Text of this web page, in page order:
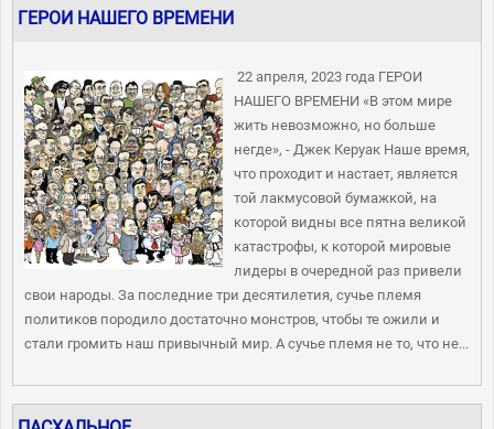
ГЕРОИ НАШЕГО ВРЕМЕНИ
22 апреля, 2023 года ГЕРОИ
НАШЕГО ВРЕМЕНИ «В этом мире
жить невозможно, но больше
негде», - Джек Керуак Наше время,
что проходит и настает, является
той лакмусовой бумажкой, на
которой видны все пятна великой
катастрофы, к которой мировые
лидеры в очередной раз привели
свои народы. За последние три десятилетия, сучье племя
политиков породило достаточно монстров, чтобы те ожили и
стали громить наш привычный мир. А сучье племя не то, что не...